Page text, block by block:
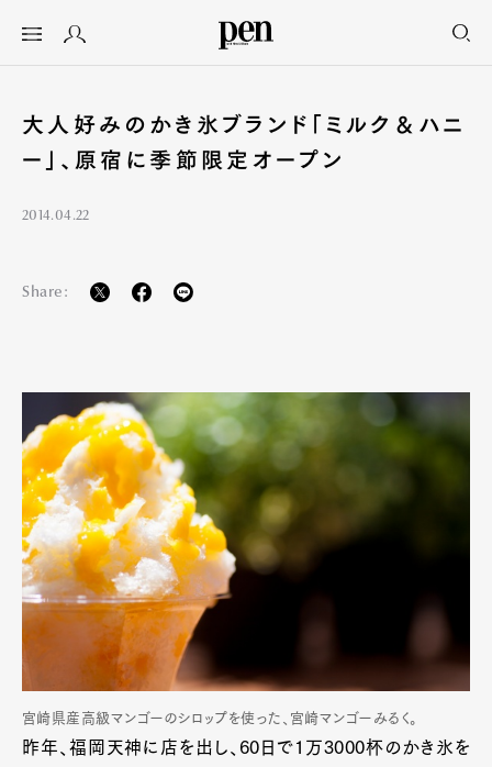
大人好みのかき氷ブランド「ミルク＆ハニ
ー」、原宿に季節限定オープン
2014.04.22
Share:
宮崎県産高級マンゴーのシロップを使った、宮崎マンゴーみるく。
昨年、福岡天神に店を出し、60日で1万3000杯のかき氷を